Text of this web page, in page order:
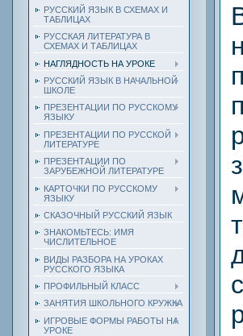
РУССКИЙ ЯЗЫК В СХЕМАХ И
ТАБЛИЦАХ
РУССКАЯ ЛИТЕРАТУРА В
СХЕМАХ И ТАБЛИЦАХ
НАГЛЯДНОСТЬ НА УРОКЕ
РУССКИЙ ЯЗЫК В НАЧАЛЬНОЙ
ШКОЛЕ
ПРЕЗЕНТАЦИИ ПО РУССКОМУ
ЯЗЫКУ
ПРЕЗЕНТАЦИИ ПО РУССКОЙ
ЛИТЕРАТУРЕ
ПРЕЗЕНТАЦИИ ПО
ЗАРУБЕЖНОЙ ЛИТЕРАТУРЕ
КАРТОЧКИ ПО РУССКОМУ
ЯЗЫКУ
СКАЗОЧНЫЙ РУССКИЙ ЯЗЫК
ЗНАКОМЬТЕСЬ: ИМЯ
ЧИСЛИТЕЛЬНОЕ
ВИДЫ РАЗБОРА НА УРОКАХ
РУССКОГО ЯЗЫКА
ПРОФИЛЬНЫЙ КЛАСС
ЗАНЯТИЯ ШКОЛЬНОГО КРУЖКА
ИГРОВЫЕ ФОРМЫ РАБОТЫ НА
УРОКЕ